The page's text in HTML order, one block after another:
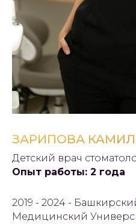
ЗАРИПОВА
Детский врач
Опыт работы: 2 года
2019 - 2024 -
Медицинский